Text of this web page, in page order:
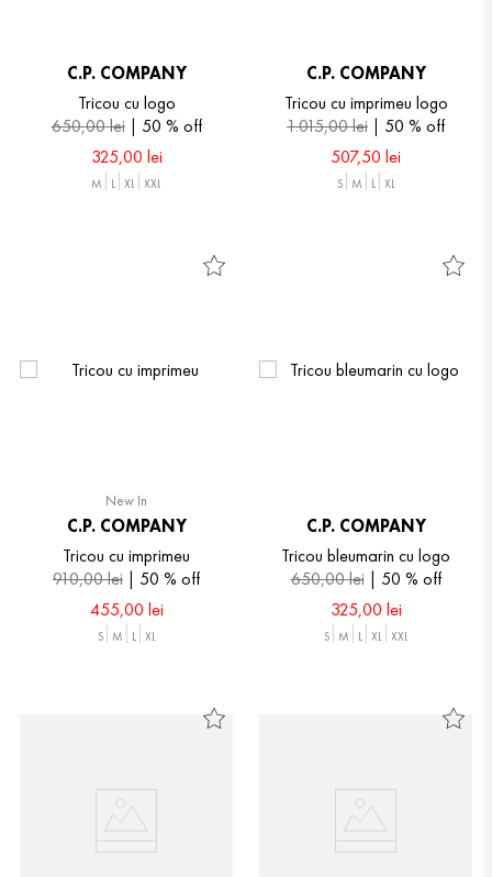
C.P. COMPANY
Tricou cu logo
650,00lei 50 % off
325,00 lei
M L XL XXL
C.P. COMPANY
Tricou cu imprimeu logo
1.015,00lei 50 % off
507,50 lei
S M L XL
New In
C.P. COMPANY
Tricou cu imprimeu
910,00lei 50 % off
455,00 lei
S M L XL
C.P. COMPANY
Tricou bleumarin cu logo
650,00lei 50 % off
325,00 lei
S M L XL XXL